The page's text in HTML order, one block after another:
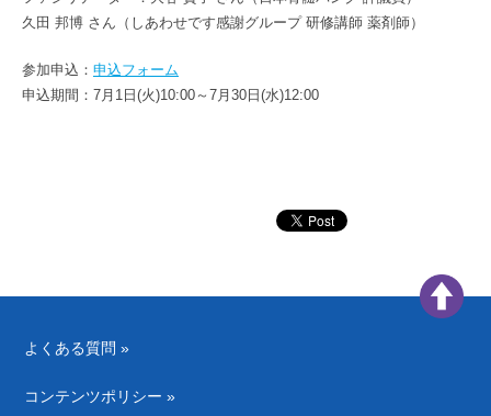
久田 邦博 さん（しあわせです感謝グループ 研修講師 薬剤師）
参加申込： 申込フォーム
申込期間：7月1日(火)10:00～7月30日(水)12:00
よくある質問 »
コンテンツポリシー »